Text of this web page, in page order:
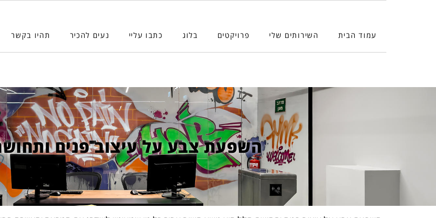
עמוד הבית השירותים שלי פרויקטים בלוג כתבו עליי נעים להכיר תהיו בקשר
השפעת צבע על עיצוב פנים